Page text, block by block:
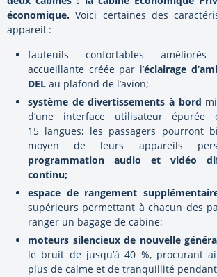
économique. Voici certaines des
appareil :
fauteuils confortables
accueillante créée par l’éclairage
DEL au plafond de l’avion;
système de divertissements à bord
d’une interface utilisateur épurée
15 langues; les passagers pourront
moyen de leurs appareils
programmation audio et vidéo
continu;
espace de rangement
supérieurs permettant à chacun des
ranger un bagage de cabine;
moteurs silencieux de nouvelle
le bruit de jusqu’à 40 %, procurant
plus de calme et de tranquillité